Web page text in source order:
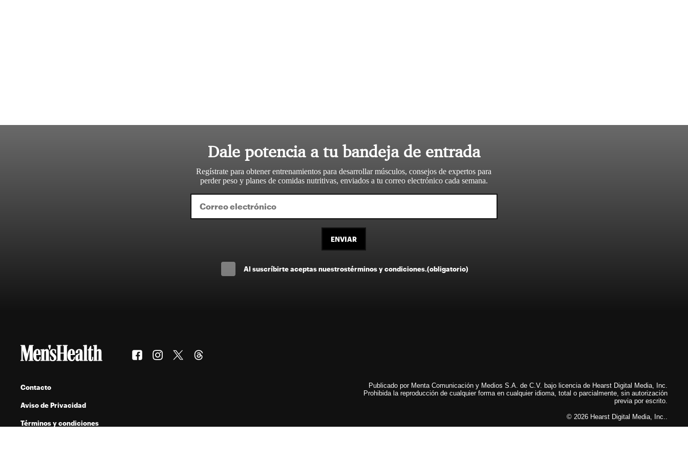
Dale potencia a tu bandeja de entrada
Regístrate para obtener entrenamientos para desarrollar músculos, consejos de expertos para
perder peso y planes de comidas nutritivas, enviados a tu correo electrónico cada semana.
ENVIAR
Al suscríbirte aceptas nuestrostérminos y condiciones.(obligatorio)
Contacto
Aviso de Privacidad
Términos y condiciones
Publicado por Menta Comunicación y Medios S.A. de C.V. bajo licencia de Hearst Digital Media, Inc.
Prohibida la reproducción de cualquier forma en cualquier idioma, total o parcialmente, sin autorización
previa por escrito.
© 2026 Hearst Digital Media, Inc..